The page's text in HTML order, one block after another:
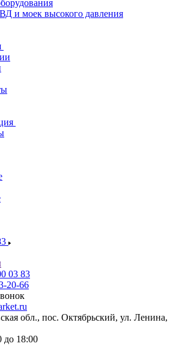
и моек высокого давления
03 83
20-66
обл., пос. Октябрьский, ул. Ленина,
до 18:00